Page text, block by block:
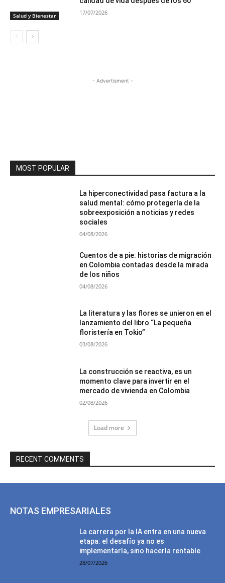
Salud y Bienestar 17/07/2026
- Advertisment -
MOST POPULAR
La hiperconectividad pasa factura a la
salud mental: cómo protegerla de la
sobreexposición a noticias y redes
sociales
04/08/2026
Cuentos de a pie: historias de migración
en Colombia contadas desde la mirada
de los niños
04/08/2026
La literatura y las flores se unieron en el
lanzamiento del libro “La pequeña
floristería en Tokio”
03/08/2026
La construcción se reactiva, es un
momento clave para invertir en el
mercado de vivienda en Colombia
02/08/2026
Load more
RECENT COMMENTS
NOTAS EMPRESARIALES
La carrera por la IA entra en una nueva
etapa: el desafío ya no es
implementarla, sino hacerla rentable
28/07/2026